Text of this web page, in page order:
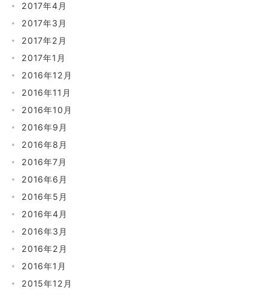
2017年4月
2017年3月
2017年2月
2017年1月
2016年12月
2016年11月
2016年10月
2016年9月
2016年8月
2016年7月
2016年6月
2016年5月
2016年4月
2016年3月
2016年2月
2016年1月
2015年12月